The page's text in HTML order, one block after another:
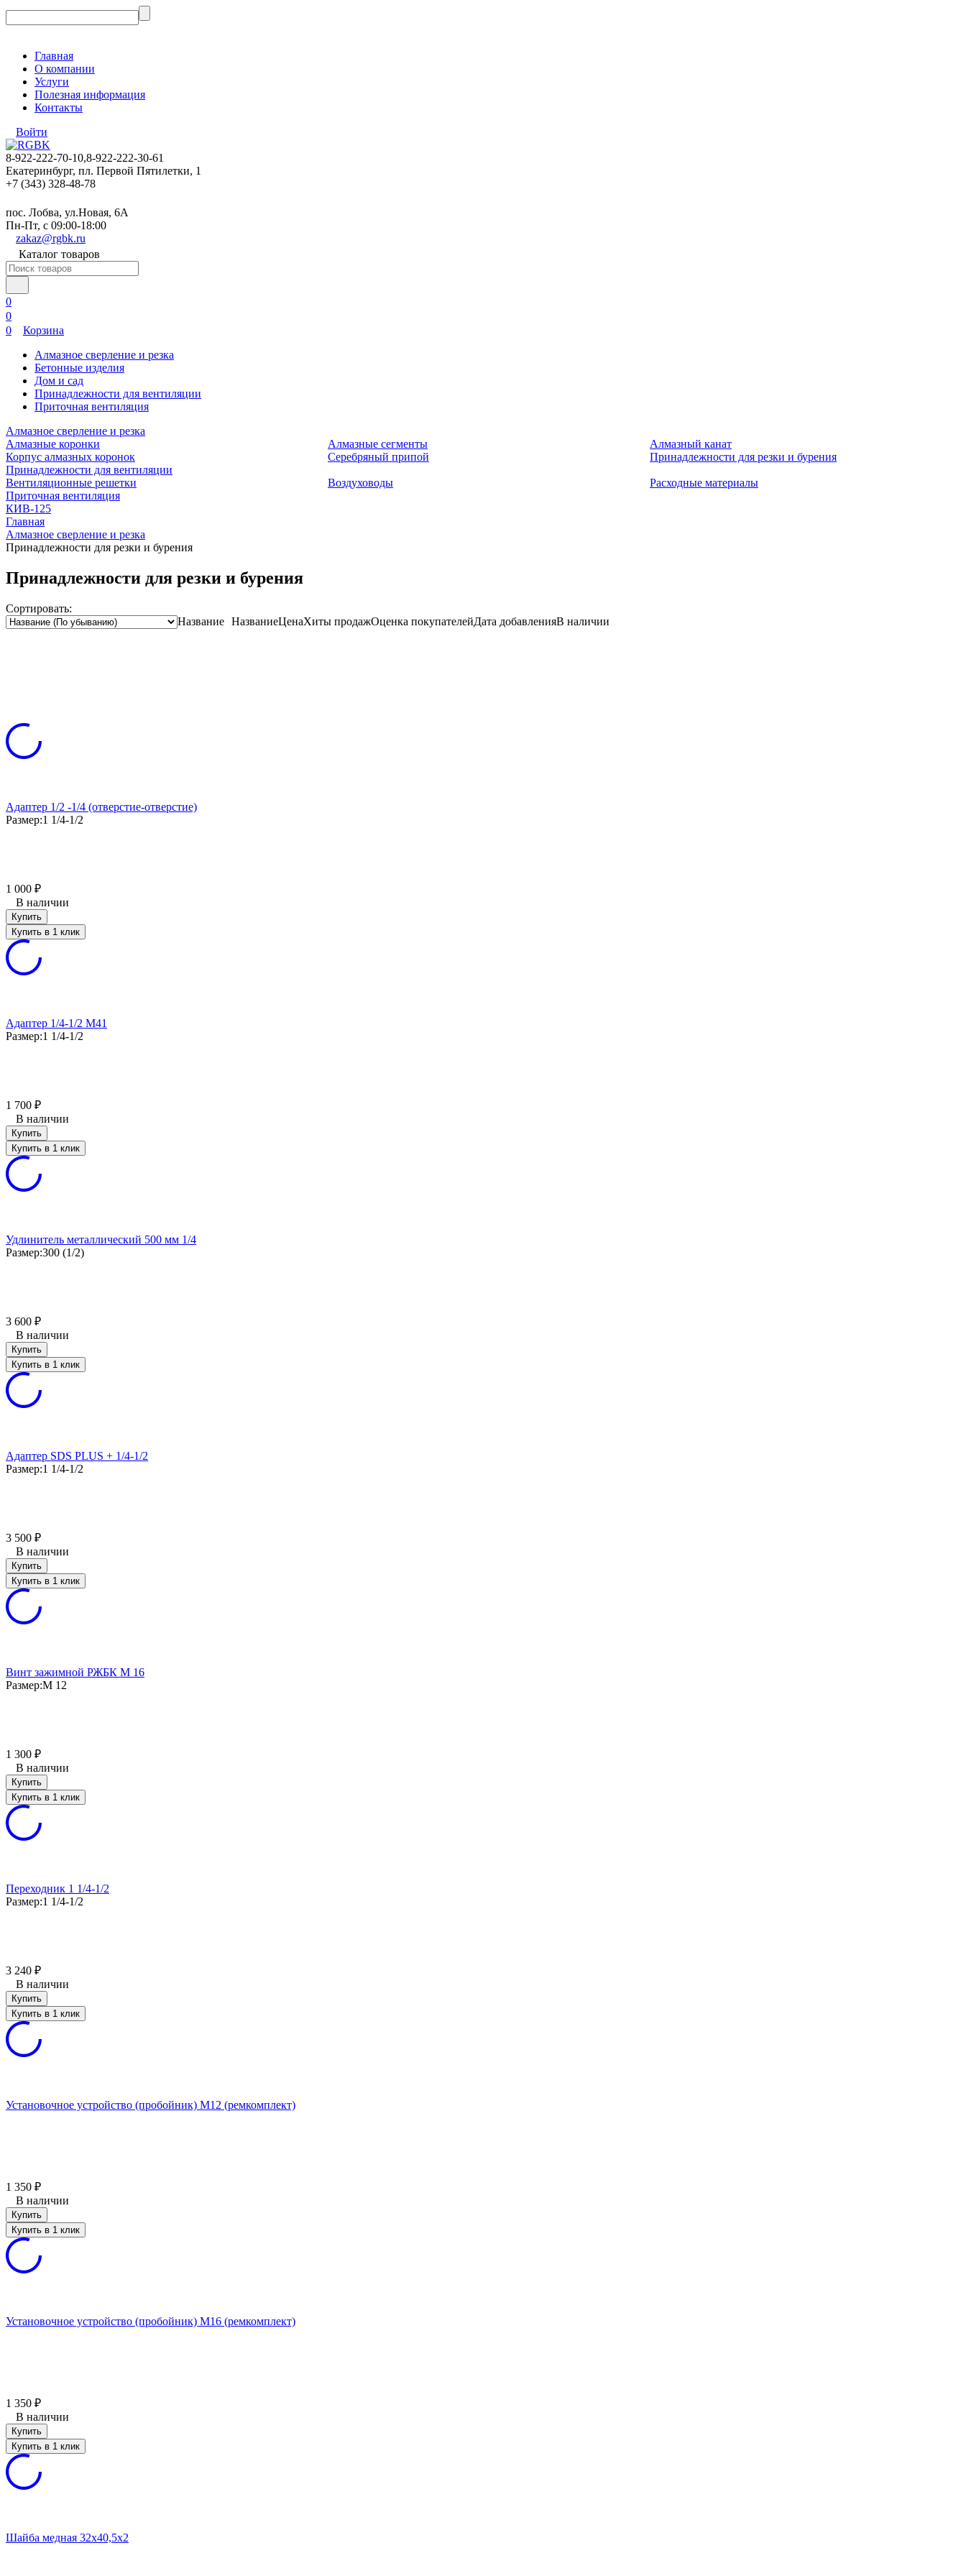
Главная
О компании
Услуги
Полезная информация
Контакты
Войти
8-922-222-70-10,8-922-222-30-61
Екатеринбург, пл. Первой Пятилетки, 1
+7 (343) 328-48-78
пос. Лобва, ул.Новая, 6А
Пн-Пт, с 09:00-18:00
zakaz@rgbk.ru
Каталог товаров
0
0
0
Корзина
Алмазное сверление и резка
Бетонные изделия
Дом и сад
Принадлежности для вентиляции
Приточная вентиляция
Алмазное сверление и резка
Алмазные коронки
Корпус алмазных коронок
Алмазные сегменты
Серебряный припой
Алмазный канат
Принадлежности для резки и бурения
Принадлежности для вентиляции
Вентиляционные решетки
Воздуховоды
Расходные материалы
Приточная вентиляция
КИВ-125
Главная
Алмазное сверление и резка
Принадлежности для резки и бурения
Принадлежности для резки и бурения
Сортировать:
Название НазваниеЦенаХиты продажОценка покупателейДата добавленияВ наличии
Адаптер 1/2 -1/4 (отверстие-отверстие)
Размер:1 1/4-1/2
1 000 ₽
В наличии
Купить
Купить в 1 клик
Адаптер 1/4-1/2 М41
Размер:1 1/4-1/2
1 700 ₽
В наличии
Купить
Купить в 1 клик
Удлинитель металлический 500 мм 1/4
Размер:300 (1/2)
3 600 ₽
В наличии
Купить
Купить в 1 клик
Адаптер SDS PLUS + 1/4-1/2
Размер:1 1/4-1/2
3 500 ₽
В наличии
Купить
Купить в 1 клик
Винт зажимной РЖБК М 16
Размер:М 12
1 300 ₽
В наличии
Купить
Купить в 1 клик
Переходник 1 1/4-1/2
Размер:1 1/4-1/2
3 240 ₽
В наличии
Купить
Купить в 1 клик
Установочное устройство (пробойник) М12 (ремкомплект)
1 350 ₽
В наличии
Купить
Купить в 1 клик
Установочное устройство (пробойник) М16 (ремкомплект)
1 350 ₽
В наличии
Купить
Купить в 1 клик
Шайба медная 32х40,5х2